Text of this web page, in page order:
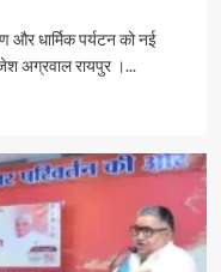
और धार्मिक पर्यटन को नई
अग्रवाल रायपुर ।...